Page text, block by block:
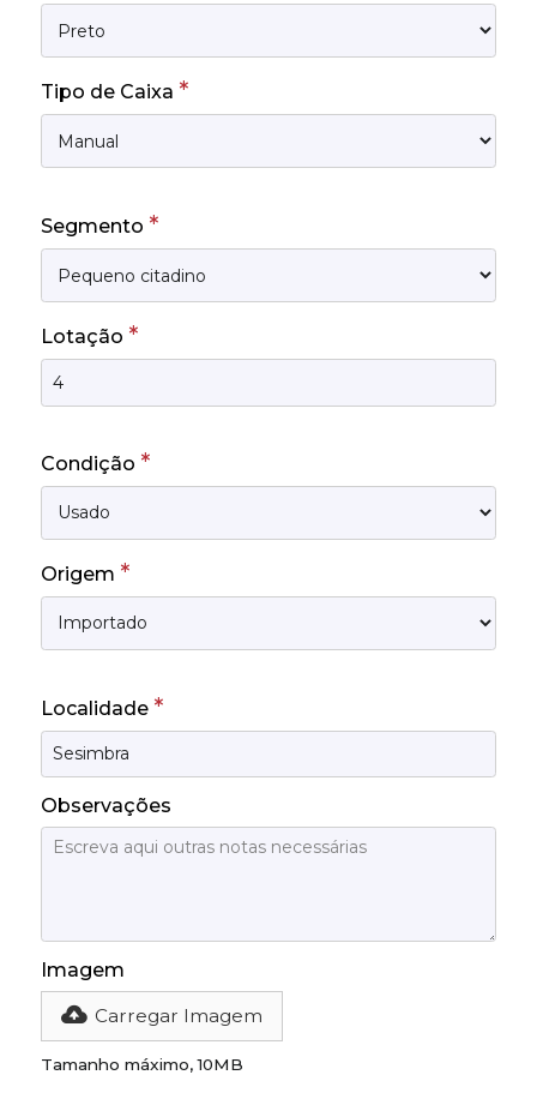
Tipo de Caixa *
Segmento *
Lotação *
Condição *
Origem *
Localidade *
Observações
Imagem
Carregar Imagem
Tamanho máximo, 10MB